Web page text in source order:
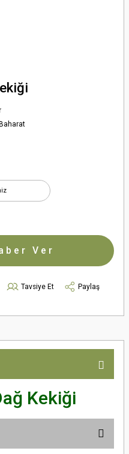
Ver
Tavsiye Et Paylaş
Kekiği